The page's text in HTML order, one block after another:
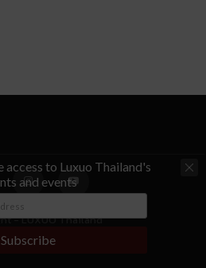
- LUXUO Thailand
access to Luxuo Thailand's
and events
Subscribe